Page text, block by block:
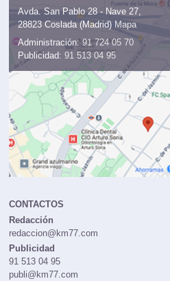
Avda. San Pablo 28 - Nave 27,
28823 Coslada (Madrid) Mapa
Administración: 91 724 05 70
Publicidad: 91 513 04 95
CONTACTOS
Redacción
redaccion@km77.com
Publicidad
91 513 04 95
publi@km77.com